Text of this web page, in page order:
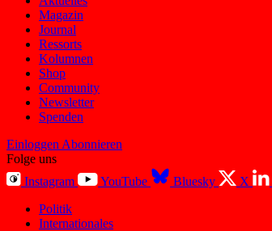
Magazin
Journal
Ressorts
Kolumnen
Shop
Community
Newsletter
Spenden
Einloggen Abonnieren
Folge uns
Instagram
YouTube Bluesky X
Politik
Internationales